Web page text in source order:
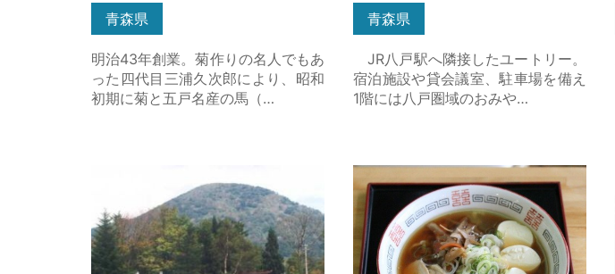
青森県
明治43年創業。菊作りの名人でもあ
った四代目三浦久次郎により、昭和
初期に菊と五戸名産の馬（…
青森県
JR八戸駅へ隣接したユートリー。
宿泊施設や貸会議室、駐車場を備え
1階には八戸圏域のおみや…
アンペそば の詳細はこちら